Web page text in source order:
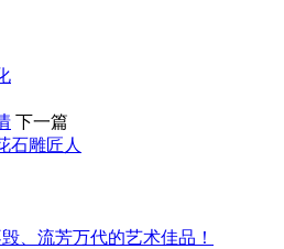
下一篇
石雕匠人
、流芳万代的艺术佳品！